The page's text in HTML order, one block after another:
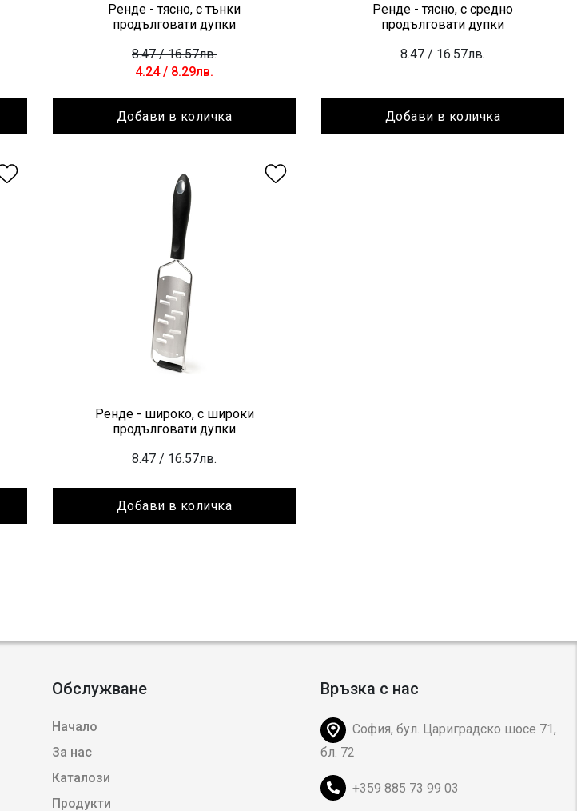
Ренде - тясно, с тънки
продълговати дупки
8.47 / 16.57лв.
4.24 / 8.29лв.
Добави в количка
Ренде - тясно, с средно
продълговати дупки
8.47 / 16.57лв.
Добави в количка
Ренде - широко, с широки
продълговати дупки
8.47 / 16.57лв.
Добави в количка
Обслужване
Начало
За нас
Каталози
Продукти
Връзка с нас
София, бул. Цариградско шосе 71,
бл. 72
+359 885 73 99 03